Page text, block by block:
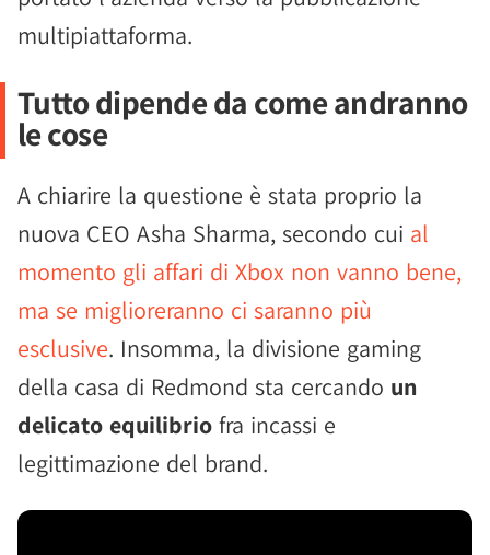
multipiattaforma.
Tutto dipende da come andranno
le cose
A chiarire la questione è stata proprio la
nuova CEO Asha Sharma, secondo cui al
momento gli affari di Xbox non vanno bene,
ma se miglioreranno ci saranno più
esclusive. Insomma, la divisione gaming
della casa di Redmond sta cercando un
delicato equilibrio fra incassi e
legittimazione del brand.